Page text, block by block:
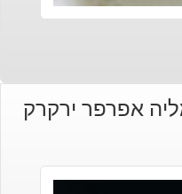
אפרפר ירקרק